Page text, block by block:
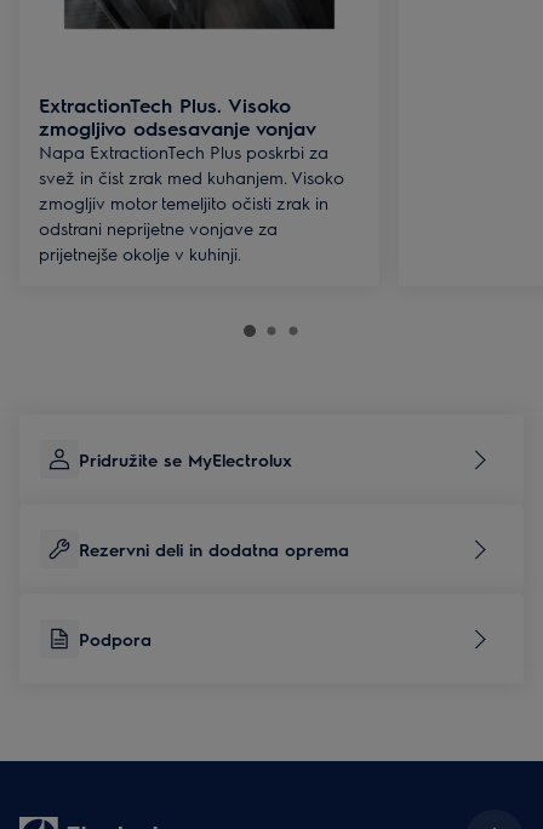
ExtractionTech Plus. Visoko
zmogljivo odsesavanje vonjav
Napa ExtractionTech Plus poskrbi za
svež in čist zrak med kuhanjem. Visoko
zmogljiv motor temeljito očisti zrak in
odstrani neprijetne vonjave za
prijetnejše okolje v kuhinji.
Pridružite se MyElectrolux
Rezervni deli in dodatna oprema
Podpora